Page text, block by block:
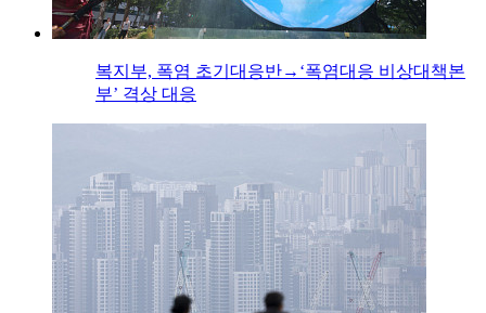
복지부, 폭염 초기대응반→‘폭염대응 비상대책본
부’ 격상 대응